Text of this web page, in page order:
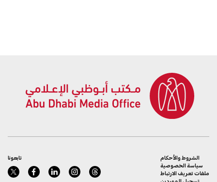
تابعونا
الشروط والأحكام
سياسة الخصوصية
ملفات تعريف الارتباط
تسجيل الموردين